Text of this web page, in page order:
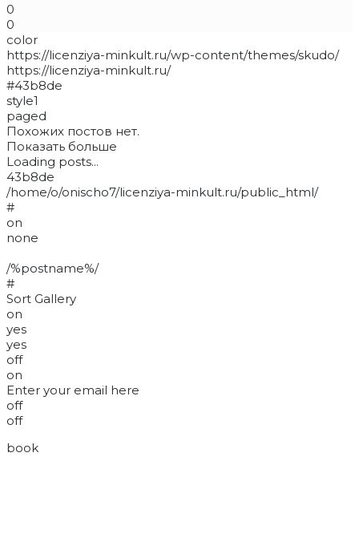
0
0
color
https://licenziya-minkult.ru/wp-content/themes/skudo/
https://licenziya-minkult.ru/
#43b8de
style1
paged
Похожих постов нет.
Показать больше
Loading posts...
43b8de
/home/o/onischo7/licenziya-minkult.ru/public_html/
#
on
none
/%postname%/
#
Sort Gallery
on
yes
yes
off
on
Enter your email here
off
off
book